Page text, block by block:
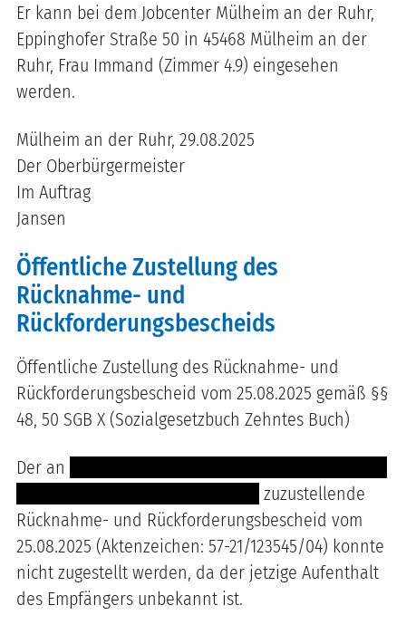
Er kann bei dem Jobcenter Mülheim an der Ruhr,
Eppinghofer Straße 50 in 45468 Mülheim an der
Ruhr, Frau Immand (Zimmer 4.9) eingesehen
werden.
Mülheim an der Ruhr, 29.08.2025
Der Oberbürgermeister
Im Auftrag
Jansen
Öffentliche Zustellung des
Rücknahme- und
Rückforderungsbescheids
Öffentliche Zustellung des Rücknahme- und
Rückforderungsbescheid vom 25.08.2025 gemäß §§
48, 50 SGB X (Sozialgesetzbuch Zehntes Buch)
Der an
zuzustellende
Rücknahme- und Rückforderungsbescheid vom
25.08.2025 (Aktenzeichen: 57-21/123545/04) konnte
nicht zugestellt werden, da der jetzige Aufenthalt
des Empfängers unbekannt ist.